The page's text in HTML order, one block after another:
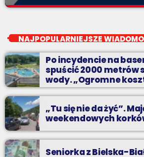
Dwadzieścia najpopularniejszych nagrań
które są najpopularniejsze? Możesz
NAJPOPULARNIEJSZE
Po incydencie na
spuścić 2000 metrów
wody. „Ogromne
praca”
„Tu się nie da żyć”.
weekendowych
Seniorka z Bielska-